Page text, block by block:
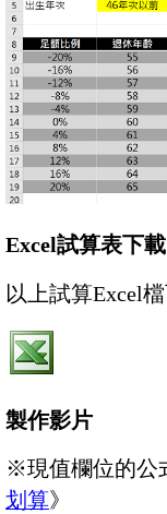
Excel試算表下載
以上試算Excel
製作影片
※現值欄位的公
划算》